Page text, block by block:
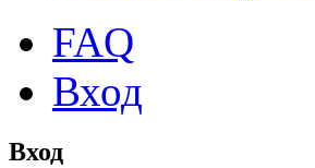
FAQ
Вход
Вход